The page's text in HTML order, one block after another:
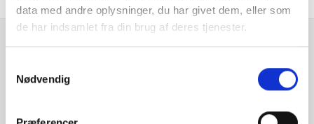
data med andre oplysninger, du har givet dem, eller som
de har indsamlet fra din brug af deres tjenester.
Nødvendig